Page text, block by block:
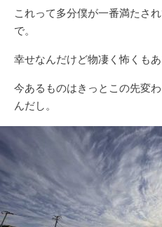
これって多分僕が一番満たさ
で。
幸せなんだけど物凄く怖くもあ
今あるものはきっとこの先変
んだし。